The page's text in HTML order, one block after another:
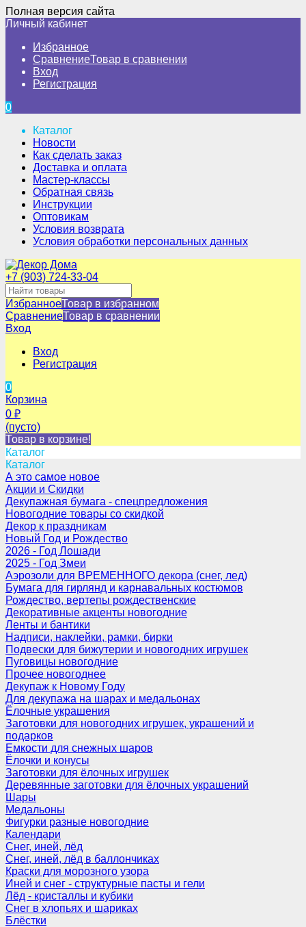
Полная версия сайта
Личный кабинет
Избранное
СравнениеТовар в сравнении
Вход
Регистрация
0
Каталог
Новости
Как сделать заказ
Доставка и оплата
Мастер-классы
Обратная связь
Инструкции
Оптовикам
Условия возврата
Условия обработки персональных данных
+7 (903) 724-33-04
ИзбранноеТовар в избранном
СравнениеТовар в сравнении
Вход
Вход
Регистрация
0
Корзина
0 ₽
(пусто)
Товар в корзине!
Каталог
Каталог
А это самое новое
Акции и Скидки
Декупажная бумага - спецпредложения
Новогодние товары со скидкой
Декор к праздникам
Новый Год и Рождество
2026 - Год Лошади
2025 - Год Змеи
Аэрозоли для ВРЕМЕННОГО декора (снег, лед)
Бумага для гирлянд и карнавальных костюмов
Рождество, вертепы рождественские
Декоративные акценты новогодние
Ленты и бантики
Надписи, наклейки, рамки, бирки
Подвески для бижутерии и новогодних игрушек
Пуговицы новогодние
Прочее новогоднее
Декупаж к Новому Году
Для декупажа на шарах и медальонах
Ёлочные украшения
Заготовки для новогодних игрушек, украшений и
подарков
Емкости для снежных шаров
Ёлочки и конусы
Заготовки для ёлочных игрушек
Деревянные заготовки для ёлочных украшений
Шары
Медальоны
Фигурки разные новогодние
Календари
Снег, иней, лёд
Снег, иней, лёд в баллончиках
Краски для морозного узора
Иней и снег - структурные пасты и гели
Лёд - кристаллы и кубики
Снег в хлопьях и шариках
Блёстки